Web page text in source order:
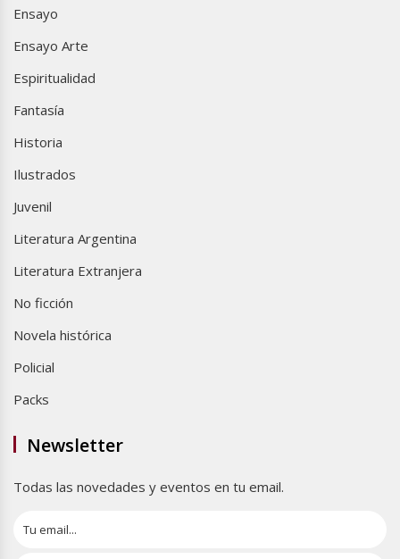
Ensayo
Ensayo Arte
Espiritualidad
Fantasía
Historia
Ilustrados
Juvenil
Literatura Argentina
Literatura Extranjera
No ficción
Novela histórica
Policial
Packs
Newsletter
Todas las novedades y eventos en tu email.